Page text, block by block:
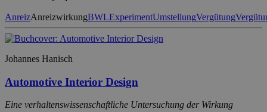
AnreizAnreizwirkungBWLExperimentUmstellungVergütung
Johannes Hanisch
Automotive Interior Design
Eine verhaltenswissenschaftliche Untersuchung der Wirkung